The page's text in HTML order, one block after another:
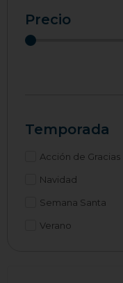
Precio
Temporada
Acción de Gracias
Navidad
Semana Santa
Verano